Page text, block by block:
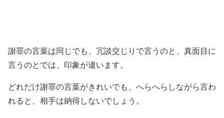
謝罪の言葉は同じでも、冗談交じりで言うのと、真面目に
言うのとでは、印象が違います。
どれだけ謝罪の言葉がきれいでも、へらへらしながら言わ
れると、相手は納得しないでしょう。